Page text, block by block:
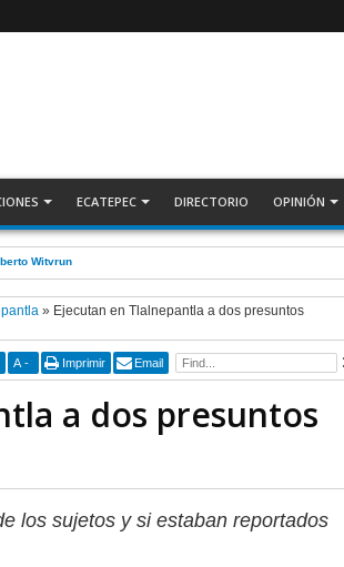
ECATEPEC DIRECTORIO OPINIÓN
tras operativo con Tecámac +Video | INFORMATIVA
» Ejecutan en Tlalnepantla a dos presuntos
A - Imprimir Email
a dos presuntos
los sujetos y si estaban reportados